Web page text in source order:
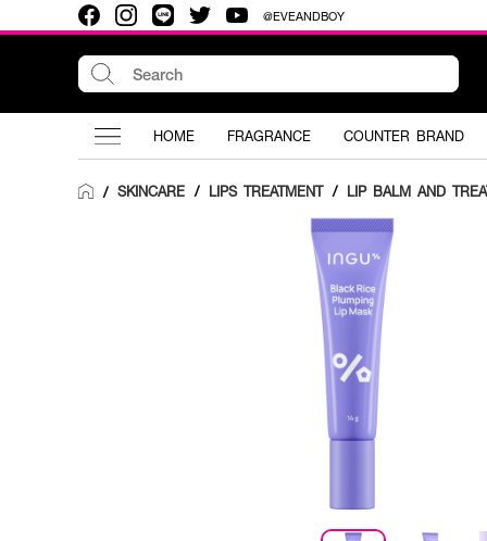
@EVEANDBOY
HOME FRAGRANCE COUNTER BRAND
/ SKINCARE / LIPS TREATMENT / LIP BALM AND